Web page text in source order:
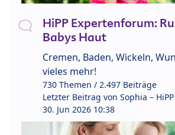
HiPP Expertenforum:
Babys Haut
Cremen, Baden, Wickeln,
vieles mehr!
730 Themen / 2.497 Beiträge
Letzter Beitrag von Sophia –
30. Jun 2026 10:38